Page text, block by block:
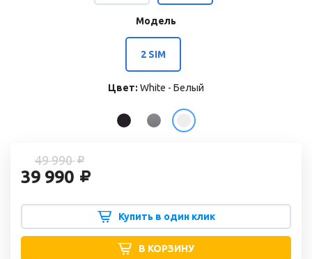
Модель
2 SIM
Цвет: White - Белый
49 990
39 990
Купить в один клик
В КОРЗИНУ